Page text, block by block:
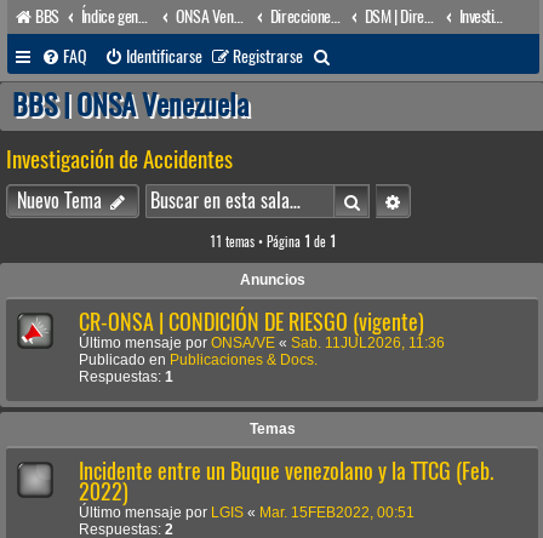
BBS Índice general ONSA Venezuela (acceso público) Direcciones Administrativas DSM | Dirección de Seguridad Marítima
Investigación de Accidentes
FAQ
Identificarse Registrarse
u
a
r
BBS | ONSA Venezuela
Investigación de Accidentes
Nuevo Tema BuscarBúsqueda avanzada
11 temas • Página 1 de 1
Anuncios
CR-ONSA | CONDICIÓN DE RIESGO (vigente)
Último mensaje por ONSA/VE « Sab. 11JUL2026, 11:36
Publicado en Publicaciones & Docs.
Respuestas: 1
Temas
Incidente entre un Buque venezolano y la TTCG (Feb.
2022)
Último mensaje por LGIS « Mar. 15FEB2022, 00:51
Respuestas: 2